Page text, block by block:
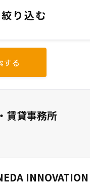
り込む
する
賃貸事務所